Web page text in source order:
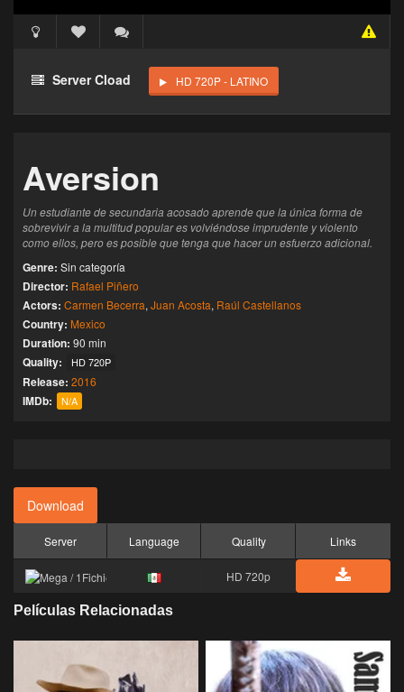
Haz clic 3 veces en el botón para desbloquear este
reproductor
Server Cload HD 720P - LATINO
Aversion
Un estudiante de secundaria acosado aprende que la única forma de
sobrevivir a la multitud popular es volviéndose imprudente y violento
como ellos, pero es posible que tenga que hacer un esfuerzo adicional.
Genre: Sin categoría
Director: Rafael Piñero
Actors: Carmen Becerra, Juan Acosta, Raúl Castellanos
Country: Mexico
Duration: 90 min
Quality: HD 720P
Release: 2016
IMDb: N/A
Download
Server Language Quality Links
HD 720p
Películas Relacionadas